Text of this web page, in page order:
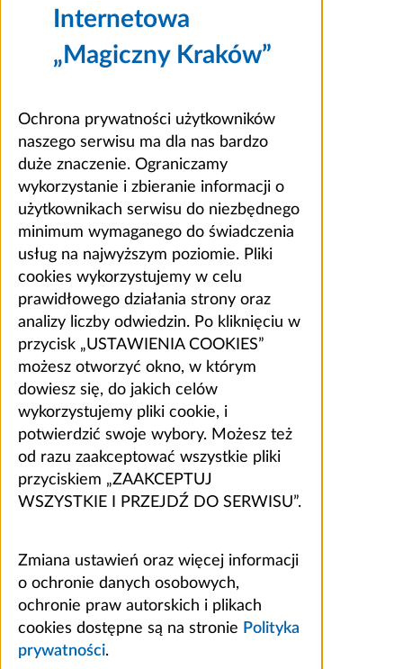
Internetowa
„Magiczny Kraków”
Ochrona prywatności użytkowników
naszego serwisu ma dla nas bardzo
duże znaczenie. Ograniczamy
wykorzystanie i zbieranie informacji o
użytkownikach serwisu do niezbędnego
minimum wymaganego do świadczenia
usług na najwyższym poziomie. Pliki
cookies wykorzystujemy w celu
prawidłowego działania strony oraz
analizy liczby odwiedzin. Po kliknięciu w
przycisk „USTAWIENIA COOKIES”
możesz otworzyć okno, w którym
dowiesz się, do jakich celów
wykorzystujemy pliki cookie, i
potwierdzić swoje wybory. Możesz też
od razu zaakceptować wszystkie pliki
przyciskiem „ZAAKCEPTUJ
WSZYSTKIE I PRZEJDŹ DO SERWISU”.
Zmiana ustawień oraz więcej informacji
o ochronie danych osobowych,
ochronie praw autorskich i plikach
cookies dostępne są na stronie Polityka
prywatności.